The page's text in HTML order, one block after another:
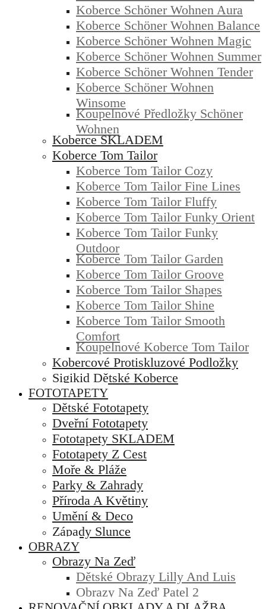
Koberce Schöner Wohnen Aura
Koberce Schöner Wohnen Balance
Koberce Schöner Wohnen Magic
Koberce Schöner Wohnen Summer
Koberce Schöner Wohnen Tender
Koberce Schöner Wohnen
Winsome
Koupelnové Předložky Schöner
Wohnen
Koberce SKLADEM
Koberce Tom Tailor
Koberce Tom Tailor Cozy
Koberce Tom Tailor Fine Lines
Koberce Tom Tailor Fluffy
Koberce Tom Tailor Funky Orient
Koberce Tom Tailor Funky
Outdoor
Koberce Tom Tailor Garden
Koberce Tom Tailor Groove
Koberce Tom Tailor Shapes
Koberce Tom Tailor Shine
Koberce Tom Tailor Smooth
Comfort
Koupelnové Koberce Tom Tailor
Kobercové Protiskluzové Podložky
Sigikid Dětské Koberce
FOTOTAPETY
Dětské Fototapety
Dveřní Fototapety
Fototapety SKLADEM
Fototapety Z Cest
Moře & Pláže
Parky & Zahrady
Příroda A Květiny
Umění & Deco
Západy Slunce
OBRAZY
Obrazy Na Zeď
Dětské Obrazy Lilly And Luis
Obrazy Na Zeď Patel 2